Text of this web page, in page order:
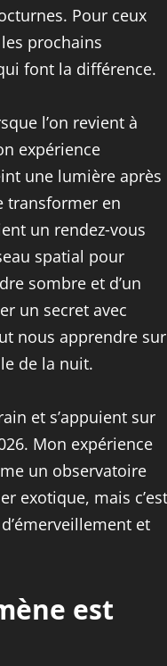
Pour ceux
prochains
font la différence.
l’on revient à
expérience
une lumière après
transformer en
un rendez‑vous
spatial pour
sombre et d’un
un secret avec
nous apprendre sur
de la nuit.
et s’appuient sur
Mon expérience
un observatoire
exotique, mais c’est
et
est